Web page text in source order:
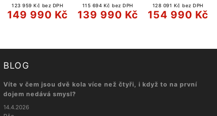
123 959 Kč bez DPH
149 990 Kč
115 694 Kč bez DPH
139 990 Kč
128 091 Kč bez DPH
154 990 Kč
BLOG
Víte v čem jsou dvě kola více než čtyři, i když to na první
dojem nedává smysl?
14.4.2026